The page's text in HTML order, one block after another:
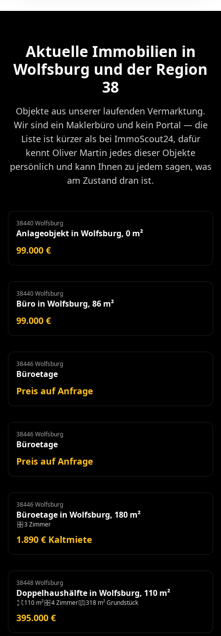
Aktuelle Immobilien in
Wolfsburg und der Region
38
Objekte aus unserer laufenden Vermarktung.
Wir sind ein Maklerbüro und kein Portal — die
Liste ist kürzer als bei ImmoScout24, dafür
kennt Oliver Martin jedes dieser Objekte
persönlich und kann Ihnen zu jedem sagen, was
am Zustand dran ist.
Anlageobjekt
38440 Wolfsburg
Anlageobjekt in Wolfsburg, 0 m²
99.000 €
Büro
38440 Wolfsburg
Büro in Wolfsburg, 86 m²
99.000 €
Büroetage Miete
38446 Wolfsburg
Büroetage
Preis auf Anfrage
Büroetage Miete
38446 Wolfsburg
Büroetage
Preis auf Anfrage
Büroetage Miete
38446 Wolfsburg
Büroetage in Wolfsburg, 180 m²
3 Zimmer
1.890 € Kaltmiete
Doppelhaushälfte
38448 Wolfsburg
Doppelhaushälfte in Wolfsburg, 110 m²
110 m² 4 Zimmer 318 m² Grundstück
395.000 €